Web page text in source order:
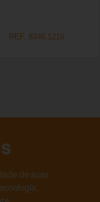
REF. 8246.1216
de suas